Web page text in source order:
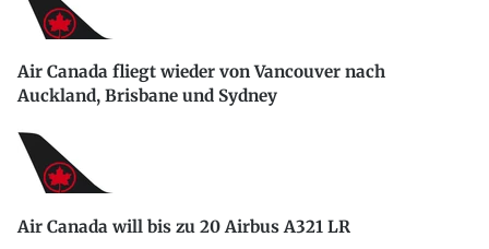
Air Canada fliegt wieder von Vancouver nach
Auckland, Brisbane und Sydney
Air Canada will bis zu 20 Airbus A321 LR